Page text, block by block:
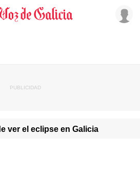
ver el eclipse en Galicia